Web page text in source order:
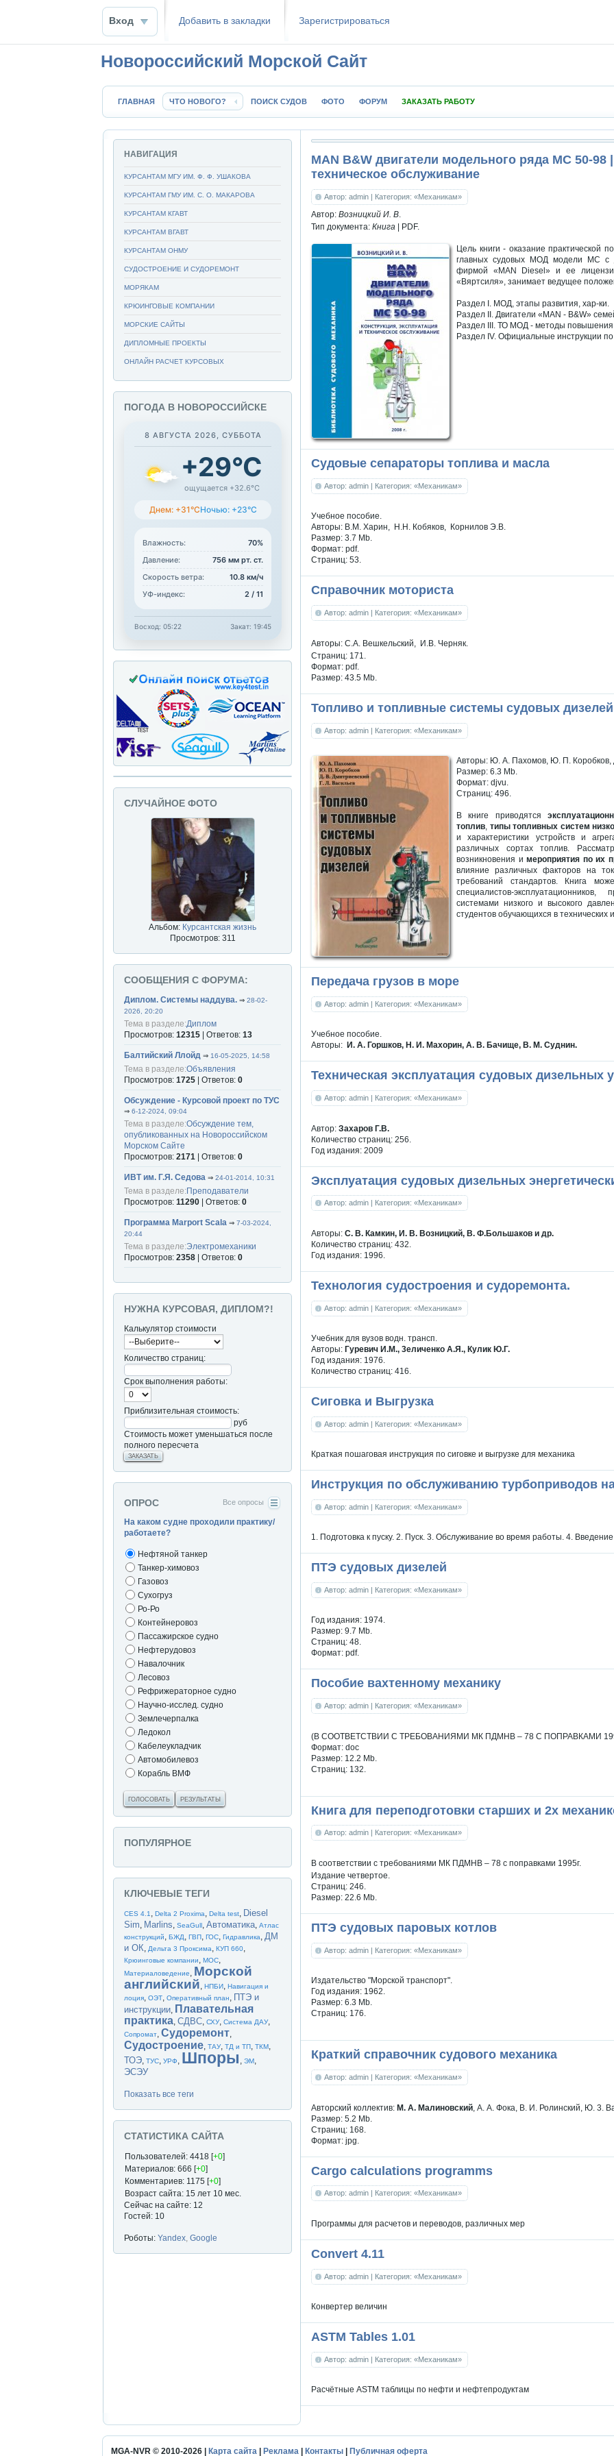
Вход Добавить в закладки Зaрeгиcтpиpoваться
Новороссийский Морской Сайт
ГЛАВНАЯ ЧТО НОВОГО? ПОИСК СУДОВ ФОТО ФОРУМ ЗАКАЗАТЬ РАБОТУ
MAN B&W двигатели модельного ряда МС 50-98
техническое обслуживание
Автор: admin | Категория: «Механикам»
Автор: Возницкий И. В
Тип документа: Книга PDF.
Цель книги - оказание практической
главных судовых МОД модели МС с
фирмой «MAN Diesel» и ее
«Вяртсиля», занимает ведущее
Раздел I. МОД, этапы развития, хар-ки.
Раздел II. Двигатели «MAN - B&W»
Раздел III. ТО МОД - методы повышения
Раздел IV. Официальные инструкции
Судовые сепараторы топлива и масла
Автор: admin | Категория: «Механикам»
Учебное пособие.
Авторы: В.М. Харин, Н.Н. Кобяков, Корнилов Э.В.
Размер: 3.7 Mb.
Формат: pdf.
Страниц: 53.
Справочник моториста
Автор: admin | Категория: «Механикам»
Авторы: С.А. Вешкельский, И.В. Черняк.
Страниц: 171.
Формат: pdf.
Размер: 43.5 Mb.
Топливо и топливные системы судовых
Автор: admin | Категория: «Механикам»
Авторы: Ю. А. Пахомов, Ю. П. Коробков,
Размер: 6.3 Mb.
Формат: djvu.
Страниц: 496.
В книге приводятся
топлив, типы топливных систем
и характеристики устройств и
различных сортах топлив.
возникновения и мероприятия по их
влияние различных факторов на
требований стандартов. Книга
специалистов-
системами низкого и высокого
студентов обучающихся в технических
Передача грузов в море
Автор: admin | Категория: «Механикам»
Учебное пособие.
Авторы: И. А. Горшков, Н. И. Махорин, А. В. Бачище, В. М. Суднин.
Техническая эксплуатация судовых дизельных
Автор: admin | Категория: «Механикам»
Автор: Захаров Г.В.
Количество страниц: 256.
Год издания: 2009
Эксплуатация судовых дизельных
Автор: admin | Категория: «Механикам»
Авторы: С. В. Камкин, И. В. Возницкий, В. Ф.Большаков и др.
Количество страниц: 432.
Год издания: 1996.
Технология судостроения и судоремонта.
Автор: admin | Категория: «Механикам»
Учебник для вузов водн. трансп.
Авторы: Гуревич И.М., 3еличенко А.Я., Кулик Ю.Г.
Год издания: 1976.
Количество страниц: 416.
Сиговка и Выгрузка
Автор: admin | Категория: «Механикам»
Краткая пошаговая инструкция по сиговке и выгрузке для механика
Инструкция по обслуживанию турбоприводов
Автор: admin | Категория: «Механикам»
1. Подготовка к пуску. 2. Пуск. 3. Обслуживание во время работы. 4.
ПТЭ судовых дизелей
Автор: admin | Категория: «Механикам»
Год издания: 1974.
Размер: 9.7 Mb.
Страниц: 48.
Формат: pdf.
Пособие вахтенному механику
Автор: admin | Категория: «Механикам»
(В СООТВЕТСТВИИ С ТРЕБОВАНИЯМИ МК ПДМНВ – 78 С ПОПРАВКАМИ
Формат: doc
Размер: 12.2 Mb.
Страниц: 132.
Книга для переподготовки старших и 2х
Автор: admin | Категория: «Механикам»
В соответствии с требованиями МК ПДМНВ – 78 с поправками 1995г.
Издание четвертое.
Cтраниц: 246.
Размер: 22.6 Mb.
ПТЭ судовых паровых котлов
Автор: admin | Категория: «Механикам»
Издательство "Морской транспорт".
Год издания: 1962.
Размер: 6.3 Mb.
Страниц: 176.
Краткий справочник судового механика
Автор: admin | Категория: «Механикам»
Авторский коллектив: М. А. Малиновский , А. А. Фока, В. И. Ролинский, Ю. 3.
Размер: 5.2 Mb.
Страниц: 168.
Формат: jpg.
Cargo calculations programms
Автор: admin | Категория: «Механикам»
Программы для расчетов и переводов, различных мер
Convert 4.11
Автор: admin | Категория: «Механикам»
Конвертер величин
ASTM Tables 1.01
Автор: admin | Категория: «Механикам»
Расчётные ASTM таблицы по нефти и нефтепродуктам
НАВИГАЦИЯ
КУРСАНТАМ МГУ ИМ. Ф. Ф. УШАКОВА
КУРСАНТАМ ГМУ ИМ. С. О. МАКАРОВА
КУРСАНТАМ КГАВТ
КУРСАНТАМ ВГАВТ
КУРСАНТАМ ОНМУ
СУДОСТРОЕНИЕ И СУДОРЕМОНТ
МОРЯКАМ
КРЮИНГОВЫЕ КОМПАНИИ
МОРСКИЕ САЙТЫ
ДИПЛОМНЫЕ ПРОЕКТЫ
ОНЛАЙН РАСЧЕТ КУРСОВЫХ
ПОГОДА В НОВОРОССИЙСКЕ
8 АВГУСТА 2026, СУББОТА
+29°C
ощущается +32.6°C
Днем: +31°CНочью: +23°C
Влажность:
70%
Давление:
756 мм рт. ст.
Скорость ветра:
10.8 км/ч
УФ-индекс:
2 / 11
Восход: 05:22 Закат: 19:45
СЛУЧАЙНОЕ ФОТО
Альбом: Курсантская жизнь
Просмотров: 311
СООБЩЕНИЯ С ФОРУМА:
Диплом. Системы наддува. ⇒ 28-02-
2026, 20:20
Тема в разделе:Диплом
Просмотров: 12315 | Ответов: 13
Балтийский Ллойд ⇒ 16-05-2025, 14:58
Тема в разделе:Объявления
Просмотров: 1725 | Ответов: 0
Обсуждение - Курсовой проект по ТУС
⇒ 6-12-2024, 09:04
Тема в разделе:Обсуждение тем,
опубликованных на Новороссийском
Морском Сайте
Просмотров: 2171 | Ответов: 0
ИВТ им. Г.Я. Седова ⇒ 24-01-2014, 10:31
Тема в разделе:Преподаватели
Просмотров: 11290 | Ответов: 0
Программа Marport Scala ⇒ 7-03-2024,
20:44
Тема в разделе:Электромеханики
Просмотров: 2358 | Ответов: 0
НУЖНА КУРСОВАЯ, ДИПЛОМ?!
Калькулятор стоимости
Количество страниц:
Срок выполнения работы:
Приблизительная стоимость:
руб
Стоимость может уменьшаться после
полного пересчета
ЗАКАЗАТЬ
ОПРОС Все опросы
На каком судне проходили практику/
работаете?
Нефтяной танкер
Танкер-химовоз
Газовоз
Сухогруз
Ро-Ро
Контейнеровоз
Пассажирское судно
Нефтерудовоз
Навалочник
Лесовоз
Рефрижераторное судно
Научно-исслед. судно
Землечерпалка
Ледокол
Кабелеукладчик
Автомобилевоз
Корабль ВМФ
ГОЛОСОВАТЬ РЕЗУЛЬТАТЫ
ПОПУЛЯРНОЕ
КЛЮЧЕВЫЕ ТЕГИ
CES 4.1, Delta 2 Proxima, Delta test, Diesel
Sim, Marlins, SeaGull, Автоматика, Атлас
конструкций, БЖД, ГВП, ГОС, Гидравлика, ДМ
и ОК, Дельта 3 Проксима, КУП 660,
Крюинговые компании, МОС,
Материаловедение, Морской
английский, НПБИ, Навигация и
лоция, ОЭТ, Оперативный план, ПТЭ и
инструкции, Плавательная
практика, СДВС, СХУ, Система ДАУ,
Сопромат, Судоремонт,
Судостроение, ТАУ, ТД и ТП, ТКМ,
ТОЭ, ТУС, УРФ, Шпоры , ЭМ,
ЭСЭУ
Показать все теги
СТАТИСТИКА САЙТА
Пользователей: 4418 [+0]
Материалов: 666 [+0]
Комментариев: 1175 [+0]
Возраст сайта: 15 лет 10 мес.
Сейчас на сайте: 12
Гостей: 10
Роботы: Yandex, Google
MGA-NVR © 2010-2026 | Карта сайта Реклама Контакты Публичная оферта